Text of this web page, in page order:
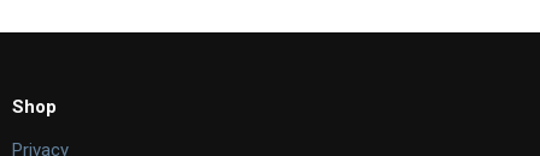
Shop
Privacy